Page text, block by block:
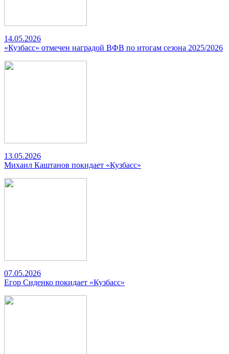
14.05.2026
«Кузбасс» отмечен наградой ВФВ по итогам сезона 2025/2026
13.05.2026
Михаил Каштанов покидает «Кузбасс»
07.05.2026
Егор Сиденко покидает «Кузбасс»